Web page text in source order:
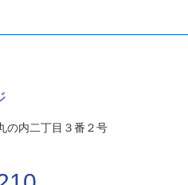
の内二丁目３番２号